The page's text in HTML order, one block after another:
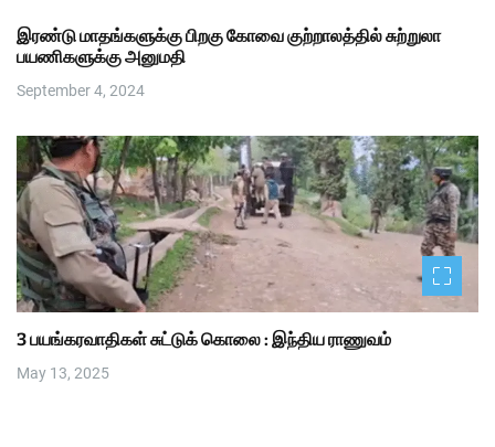
இரண்டு மாதங்களுக்கு பிறகு கோவை குற்றாலத்தில் சுற்றுலா
பயணிகளுக்கு அனுமதி
September 4, 2024
3 பயங்கரவாதிகள் சுட்டுக் கொலை : இந்திய ராணுவம்
May 13, 2025